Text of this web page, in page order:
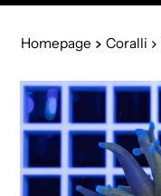
Homepage Coralli